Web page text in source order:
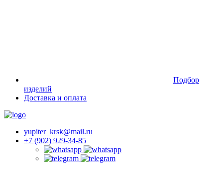
Подбор
изделий
Доставка и оплата
yupiter_krsk@mail.ru
+7 (902) 929-34-85